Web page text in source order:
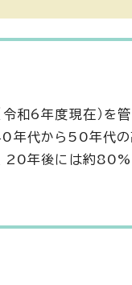
和6年度現在）を管
年代から50年代
20年後には約80%